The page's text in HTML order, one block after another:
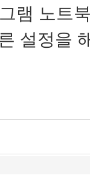
램 노트
설정을